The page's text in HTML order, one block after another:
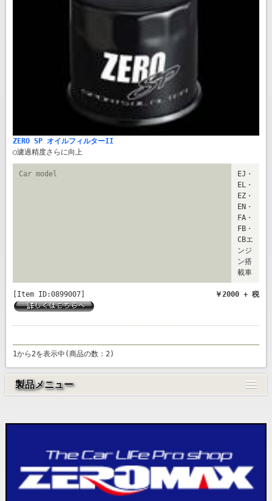
製品メニュー
ZERO SP オイルフィルターII
○濾過精度さらに向上
Car model
EJ・
EL・
EZ・
EN・
FA・
FB・
CBエ
ンジ
ン搭
載車
[Item ID:0899007] ￥2000 + 税
1から2を表示中(商品の数：2)